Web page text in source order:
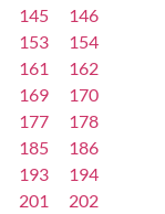
145
146
153
154
161
162
169
170
177
178
185
186
193
194
201
202